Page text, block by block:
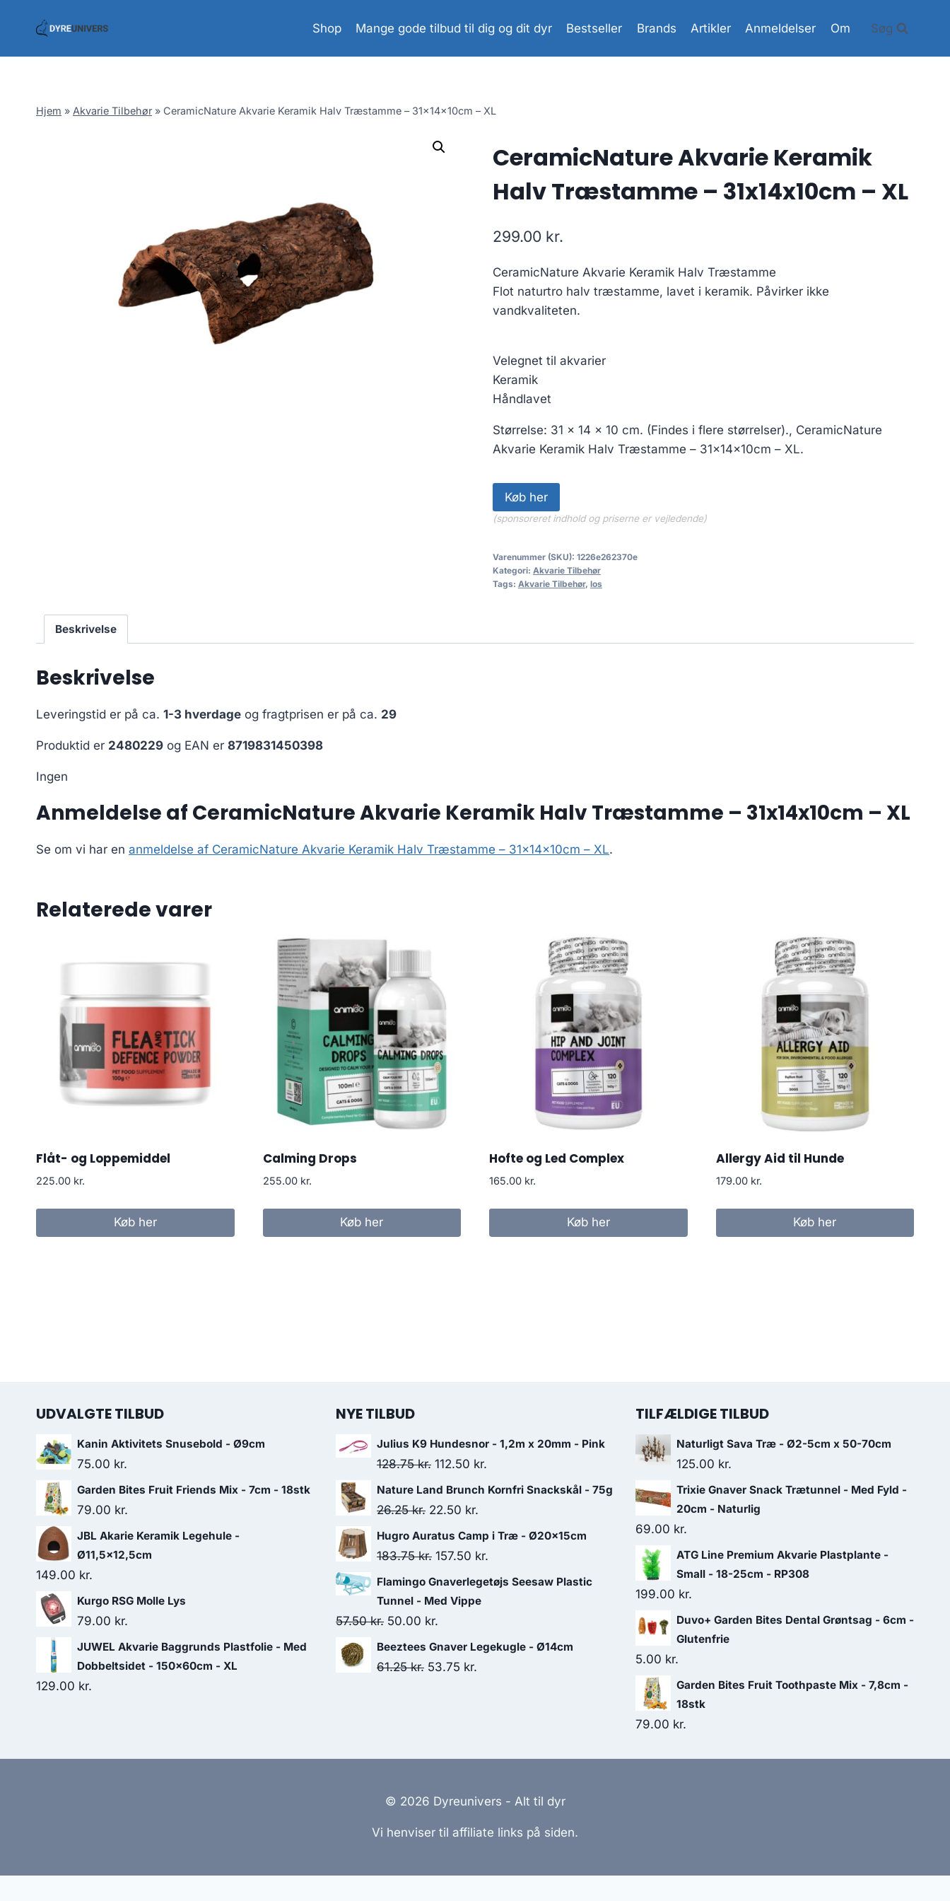
Shop Mange gode tilbud til dig og dit dyr Bestseller Brands Artikler Anmeldelser Om Søg
Hjem » Akvarie Tilbehør » CeramicNature Akvarie Keramik Halv Træstamme – 31x14x10cm – XL
CeramicNature Akvarie Keramik
Halv Træstamme – 31x14x10cm – XL
299.00 kr.
CeramicNature Akvarie Keramik Halv Træstamme
Flot naturtro halv træstamme, lavet i keramik. Påvirker ikke
vandkvaliteten.
Velegnet til akvarier
Keramik
Håndlavet
Størrelse: 31 x 14 x 10 cm. (Findes i flere størrelser)., CeramicNature
Akvarie Keramik Halv Træstamme – 31x14x10cm – XL.
Køb her
(sponsoreret indhold og priserne er vejledende)
Varenummer (SKU): 1226e262370e
Kategori: Akvarie Tilbehør
Tags: Akvarie Tilbehør, los
Beskrivelse
Beskrivelse
Leveringstid er på ca. 1-3 hverdage og fragtprisen er på ca. 29
Produktid er 2480229 og EAN er 8719831450398
Ingen
Anmeldelse af CeramicNature Akvarie Keramik Halv Træstamme – 31x14x10cm – XL
Se om vi har en anmeldelse af CeramicNature Akvarie Keramik Halv Træstamme – 31x14x10cm – XL.
Relaterede varer
Flåt- og Loppemiddel
225.00 kr.
Køb her
Calming Drops
255.00 kr.
Køb her
Hofte og Led Complex
165.00 kr.
Køb her
Allergy Aid til Hunde
179.00 kr.
Køb her
UDVALGTE TILBUD
Kanin Aktivitets Snusebold - Ø9cm
75.00 kr.
Garden Bites Fruit Friends Mix - 7cm - 18stk
79.00 kr.
JBL Akarie Keramik Legehule -
Ø11,5x12,5cm
149.00 kr.
Kurgo RSG Molle Lys
79.00 kr.
JUWEL Akvarie Baggrunds Plastfolie - Med
Dobbeltsidet - 150x60cm - XL
129.00 kr.
NYE TILBUD
Julius K9 Hundesnor - 1,2m x 20mm - Pink
128.75kr. Den
oprindelige
pris
128.75 kr..
112.50 kr.
aktuelle
Nature Land Brunch Kornfri Snackskål - 75g
26.25kr. Den
oprindelige
pris
26.25 kr..
22.50 kr.
aktuelle
pris
Hugro Auratus Camp i Træ - Ø20x15cm
183.75kr. Den
oprindelige
pris
var:
183.75 kr..
157.50 kr.
aktuelle
157.50 kr..
Flamingo Gnaverlegetøjs Seesaw Plastic
Tunnel - Med Vippe
57.50kr. Den
oprindelige
pris
50.00 kr.
aktuelle
pris
Beeztees Gnaver Legekugle - Ø14cm
61.25kr. Den
53.75 kr.
TILFÆLDIGE TILBUD
Naturligt Sava Træ - Ø2-5cm x 50-70cm
125.00 kr.
Trixie Gnaver Snack Trætunnel - Med Fyld -
20cm - Naturlig
69.00 kr.
ATG Line Premium Akvarie Plastplante -
Small - 18-25cm - RP308
199.00 kr.
Duvo+ Garden Bites Dental Grøntsag - 6cm -
Glutenfrie
5.00 kr.
Garden Bites Fruit Toothpaste Mix - 7,8cm -
18stk
79.00 kr.
© 2026 Dyreunivers - Alt til dyr
Vi henviser til affiliate links på siden.